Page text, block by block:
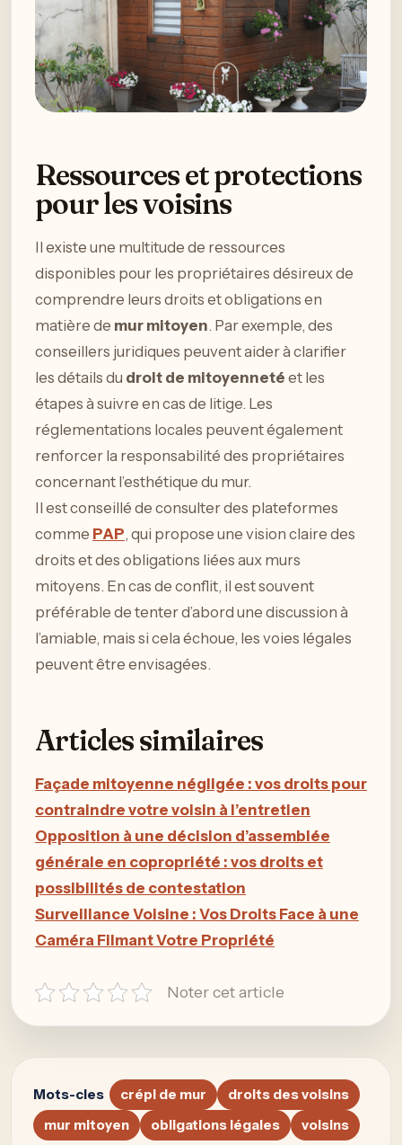
Ressources et protections
pour les voisins
Il existe une multitude de ressources
disponibles pour les propriétaires désireux de
comprendre leurs droits et obligations en
matière de mur mitoyen. Par exemple, des
conseillers juridiques peuvent aider à clarifier
les détails du droit de mitoyenneté et les
étapes à suivre en cas de litige. Les
réglementations locales peuvent également
renforcer la responsabilité des propriétaires
concernant l’esthétique du mur.
Il est conseillé de consulter des plateformes
comme PAP, qui propose une vision claire des
droits et des obligations liées aux murs
mitoyens. En cas de conflit, il est souvent
préférable de tenter d’abord une discussion à
l’amiable, mais si cela échoue, les voies légales
peuvent être envisagées.
Articles similaires
Façade mitoyenne négligée : vos droits pour
contraindre votre voisin à l’entretien
Opposition à une décision d’assemblée
générale en copropriété : vos droits et
possibilités de contestation
Surveillance Voisine : Vos Droits Face à une
Caméra Filmant Votre Propriété
Noter cet article
Mots-cles crépi de mur
droits des voisins
mur mitoyen
obligations légales voisins